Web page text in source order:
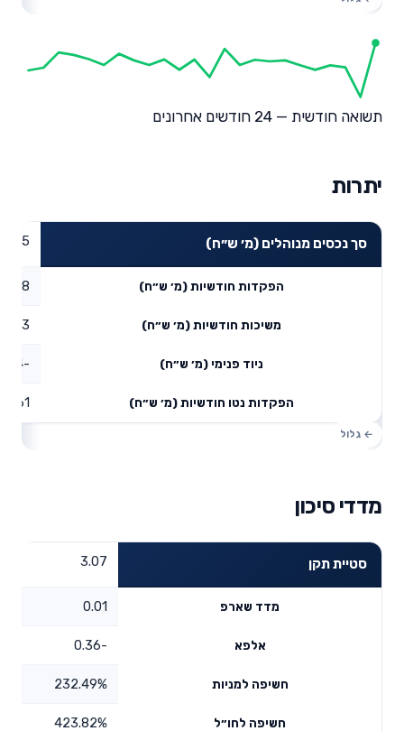
תשואה חודשית — 24 חודשים אחרונים
יתרות
סך נכסים מנוהלים (מ׳ ש״ח)
הפקדות חודשיות (מ׳ ש״ח)
משיכות חודשיות (מ׳ ש״ח) 6.73
ניוד פנימי (מ׳ ש״ח) -1.94
הפקדות נטו חודשיות (מ׳ ש״ח) 4.61
מדדי סיכון
סטיית תקן 3.07
מדד שארפ 0.01
אלפא -0.36
חשיפה למניות 232.49%
חשיפה לחו״ל 423.82%